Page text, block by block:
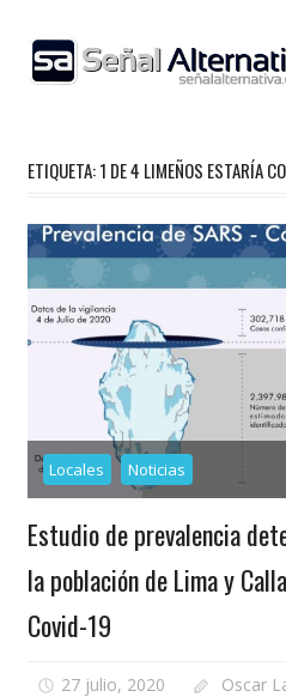
content
ETIQUETA:1 DE 4 LIMEÑOS ESTARÍA
Locales Noticias
Estudio de prevalencia
la población de Lima y
Covid-19
27 julio, 2020 Oscar